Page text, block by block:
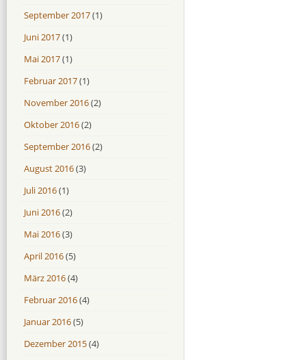
September 2017(1)
Juni 2017(1)
Mai 2017(1)
Februar 2017(1)
November 2016(2)
Oktober 2016(2)
September 2016(2)
August 2016(3)
Juli 2016(1)
Juni 2016(2)
Mai 2016(3)
April 2016(5)
März 2016(4)
Februar 2016(4)
Januar 2016(5)
Dezember 2015(4)